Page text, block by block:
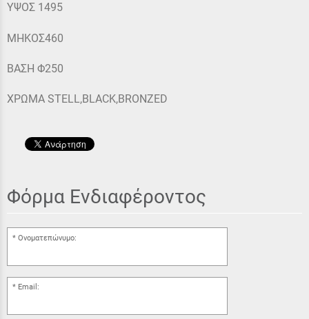
ΥΨΟΣ 1495
ΜΗΚΟΣ460
ΒΑΣΗ Φ250
ΧΡΩΜΑ STELL,BLACK,BRONZED
Φόρμα Ενδιαφέροντος
Ονοματεπώνυμο:
Email: